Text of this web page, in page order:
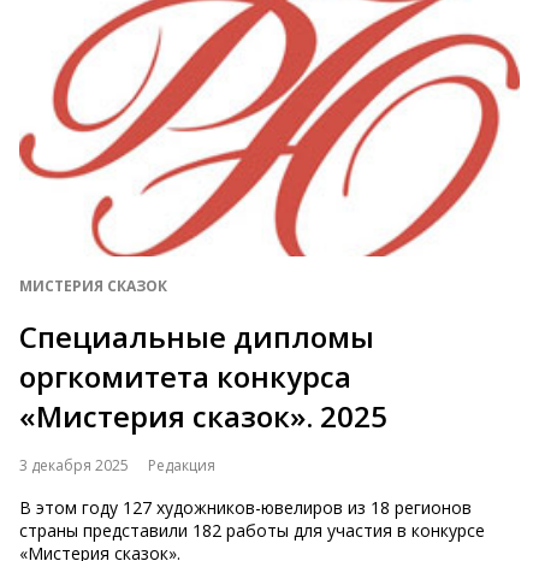
МИСТЕРИЯ СКАЗОК
Специальные дипломы
оргкомитета конкурса
«Мистерия сказок». 2025
3 декабря 2025 Редакция
В этом году 127 художников-ювелиров из 18 регионов
страны представили 182 работы для участия в конкурсе
«Мистерия сказок».